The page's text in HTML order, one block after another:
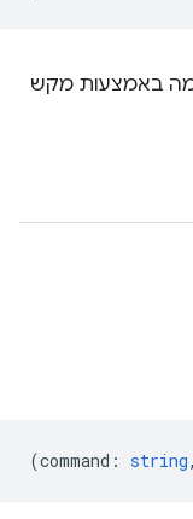
באמצעות מקש
(command : string,